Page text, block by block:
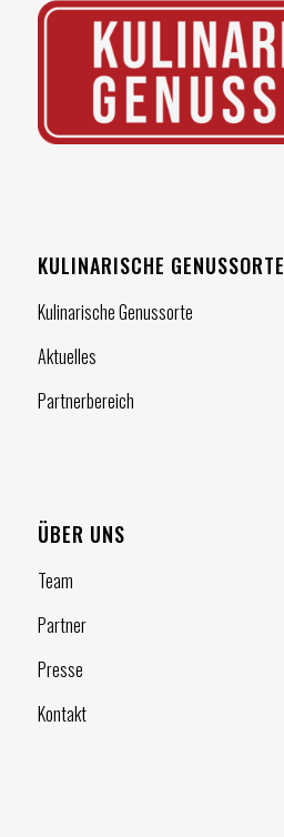
KULINARISCHE GENUSSORTE
Kulinarische Genussorte
Aktuelles
Partnerbereich
ÜBER UNS
Team
Partner
Presse
Kontakt